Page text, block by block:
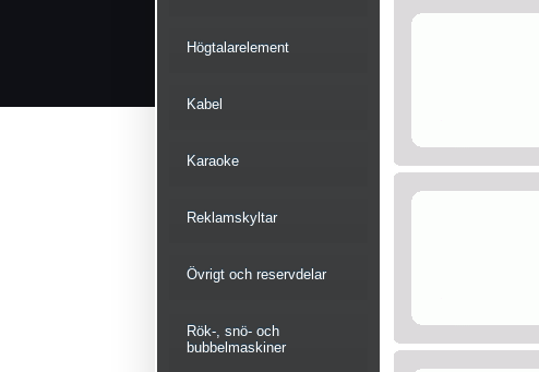
Högtalarelement
Kabel
Karaoke
Reklamskyltar
Övrigt och reservdelar
Rök-, snö- och
bubbelmaskiner